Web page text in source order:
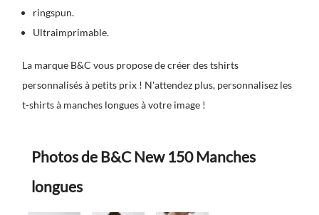
ringspun.
Ultraimprimable.
La marque B&C vous propose de créer des tshirts
personnalisés à petits prix ! N'attendez plus, personnalisez les
t-shirts à manches longues à votre image !
Photos de B&C New 150 Manches
longues